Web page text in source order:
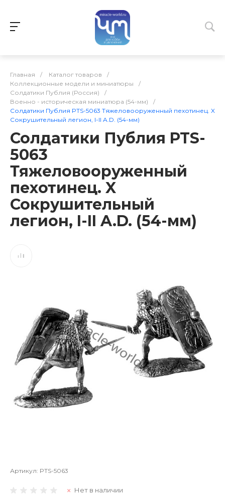
Главная / Каталог товаров
/
Коллекционные модели и миниатюры
/
Солдатики Публия (Россия)
/
Военно - историческая миниатюра (54-мм)
/
Солдатики Публия PTS-5063 Тяжеловооруженный пехотинец. X
Сокрушительный легион, I-II A.D. (54-мм)
Солдатики Публия PTS-
5063
Тяжеловооруженный
пехотинец. X
Сокрушительный
легион, I-II A.D. (54-мм)
Артикул: PTS-5063
Нет в наличии